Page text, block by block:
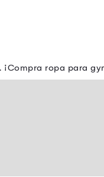
ropa para